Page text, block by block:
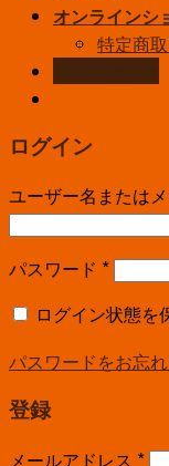
オンラインシ
特定商
ログイン
ユーザー名または
パスワード *
ログイン状態を
パスワードをお忘
登録
メールアドレス *